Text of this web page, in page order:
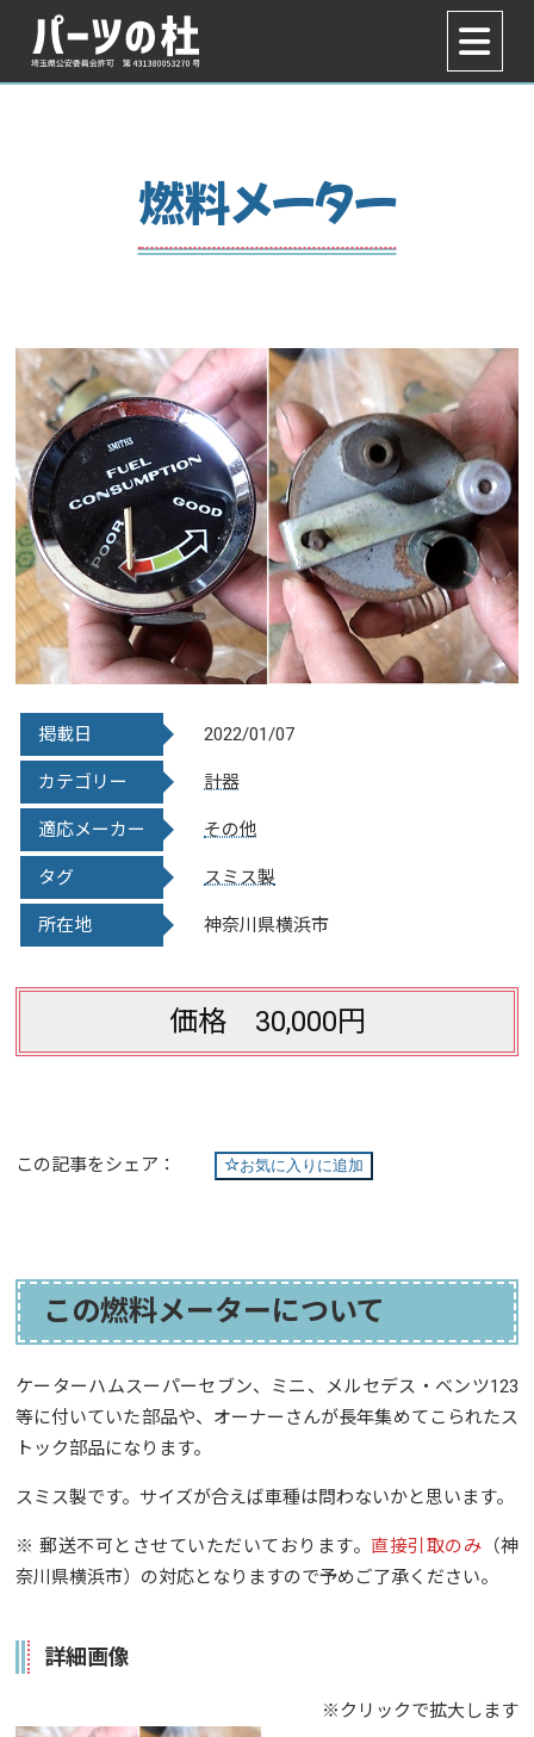
燃料メーター
掲載日 2022/01/07
カテゴリー 計器
適応メーカー その他
タグ スミス製
所在地 神奈川県横浜市
価格 30,000円
この記事をシェア： お気に入りに追加
この燃料メーターについて
ケーターハムスーパーセブン、ミニ、メルセデス・ベンツ123
等に付いていた部品や、オーナーさんが長年集めてこられたス
トック部品になります。
スミス製です。サイズが合えば車種は問わないかと思います。
※ 郵送不可とさせていただいております。 直接引取のみ （神
奈川県横浜市）の対応となりますので予めご了承ください。
詳細画像
※クリックで拡大します